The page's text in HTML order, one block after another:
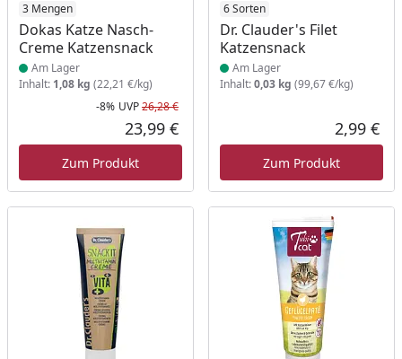
3 Mengen
Dokas Katze Nasch-
Creme Katzensnack
Produkt am Lager
Am Lager
Inhalt: 1,08 kg (22,21 €/kg)
Rabatt in Prozent
-8%
Ursprünglicher Preis
UVP26,28 €
Aktueller Preis
23,99 €
Zum Produkt
6 Sorten
Dr. Clauder's Filet
Katzensnack
Produkt am Lager
Am Lager
Inhalt:0,03 kg (99,67 €/kg)
2,99 €
Zum Produkt